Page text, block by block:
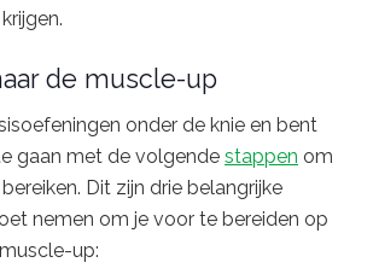
de muscle-up
onder de knie en bent
gaan met de volgende stappen om
Dit zijn drie belangrijke
nemen om je voor te bereiden op
up: